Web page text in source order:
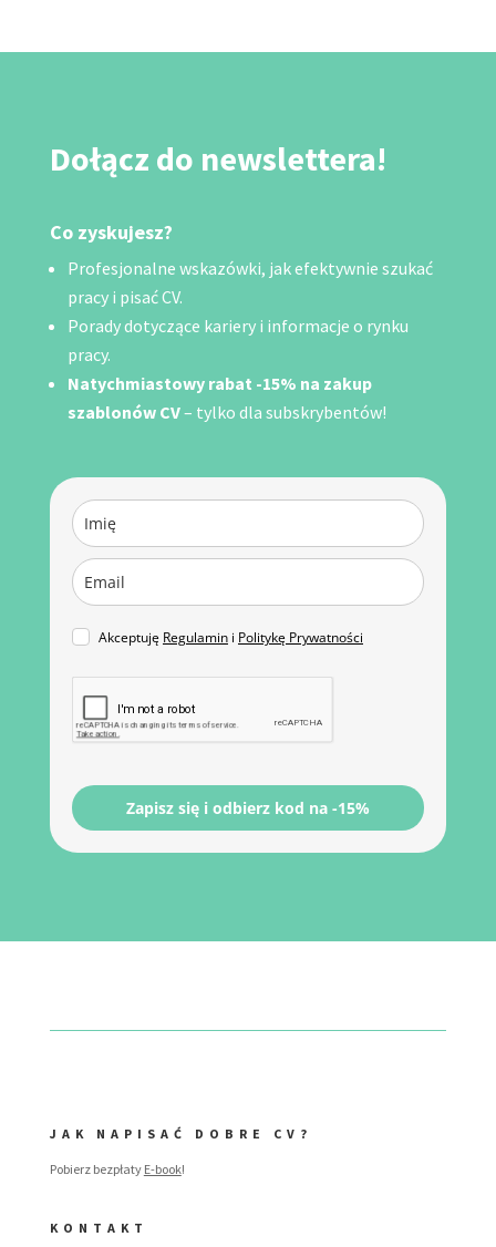
Dołącz do newslettera!
Co zyskujesz?
Profesjonalne wskazówki, jak efektywnie szukać
pracy i pisać CV.
Porady dotyczące kariery i informacje o rynku
pracy.
Natychmiastowy rabat -15% na zakup
szablonów CV– tylko dla subskrybentów!
Akceptuję Regulamini Politykę Prywatności
Zapisz się i odbierz kod na -15%
JAK NAPISAĆ DOBRE CV?
Pobierz bezpłaty E-book!
KONTAKT